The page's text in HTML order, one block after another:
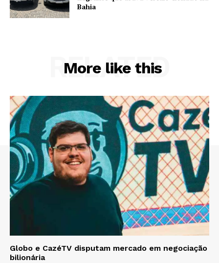
Bahia
More like this
RELATED
Globo e CazéTV disputam mercado em negociação
bilionária